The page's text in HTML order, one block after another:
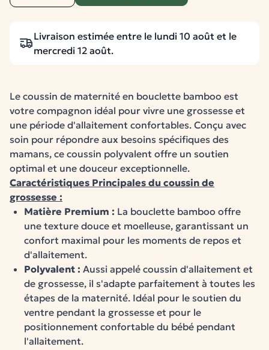
Livraison estimée entre le lundi 10 août et le
mercredi 12 août.
Le coussin de maternité en bouclette bamboo est
votre compagnon idéal pour vivre une grossesse et
une période d'allaitement confortables. Conçu avec
soin pour répondre aux besoins spécifiques des
mamans, ce coussin polyvalent offre un soutien
optimal et une douceur exceptionnelle.
Caractéristiques Principales du coussin de
grossesse :
Matière Premium : La bouclette bamboo offre
une texture douce et moelleuse, garantissant un
confort maximal pour les moments de repos et
d'allaitement.
Polyvalent : Aussi appelé coussin d'allaitement et
de grossesse, il s'adapte parfaitement à toutes les
étapes de la maternité. Idéal pour le soutien du
ventre pendant la grossesse et pour le
positionnement confortable du bébé pendant
l'allaitement.